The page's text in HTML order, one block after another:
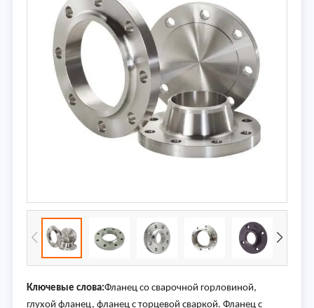
Ключевые слова:Фланец со сварочной горловиной,
глухой фланец, фланец с торцевой сваркой. Фланец с